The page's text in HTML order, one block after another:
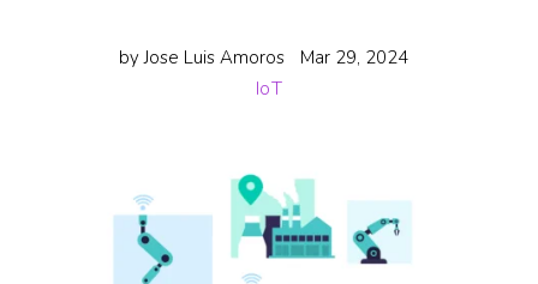
byJose Luis Amoros
Mar 29, 2024
IoT